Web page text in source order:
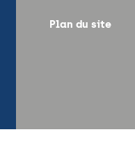
Plan du site